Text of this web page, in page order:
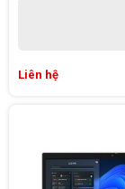
Liên hệ